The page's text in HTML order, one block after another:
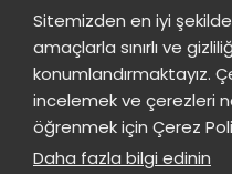
Sitemizden en iyi
amaçlarla sınırlı ve
konumlandırmaktayız.
incelemek ve çerezleri
öğrenmek için Çerez
Daha fazla bilgi edinin
İSTİNYE
Basın
Kiti
İhaleler
çevrimiçi
İstinye
Merhaba! Size
olabilirim?